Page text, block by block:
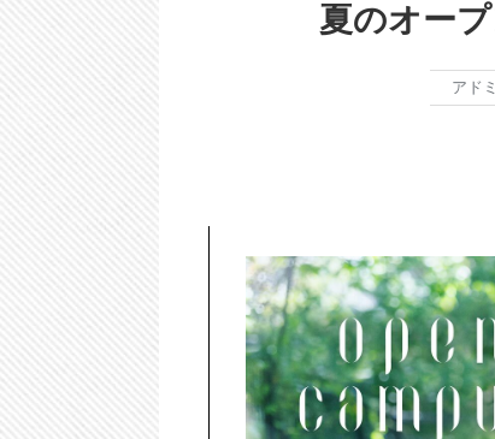
夏のオー
アド